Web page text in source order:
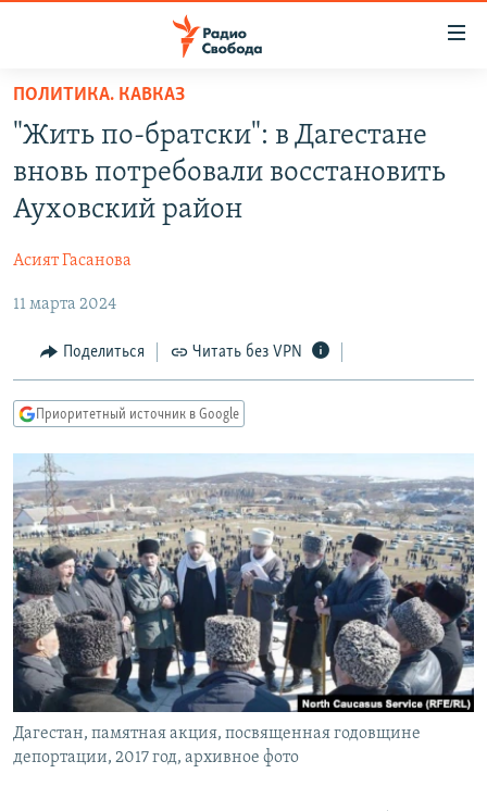
упрощенного
доступа
основному
Вернутся
навигации
Вернутся
поиску
ПРОГРАММЫ
АВТОРСКИЕ ПРОЕКТЫ
МНЕНИЯ
КУЛЬТУРА
IDEL.РЕАЛИИ
СЕВЕР.РЕАЛИИ
СИБИРЬ.РЕАЛИИ
РАСПИСАНИЕ ВЕЩАНИЯ
ПОДПИШИТЕСЬ НА РАССЫЛКУ
СОЦИАЛЬНЫЕ СЕТИ
Все сайты РСЕ/РС
ПОЛИТИКА. КАВКАЗ
"Жить по-братски": в Дагестане
вновь потребовали восстановить
Ауховский район
Асият Гасанова
11 марта 2024
Поделиться Читать без VPN
Приоритетный источник в Google
Дагестан, памятная акция, посвященная годовщине
депортации, 2017 год, архивное фото